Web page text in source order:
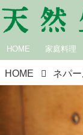
HOME 家庭料理
HOME